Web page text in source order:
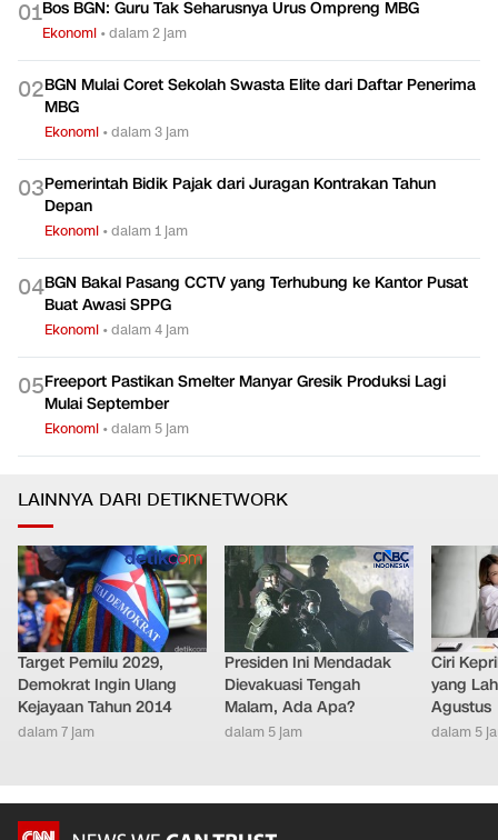
01Bos BGN: Guru Tak Seharusnya Urus Ompreng MBG
Ekonomi •dalam 2 jam
02BGN Mulai Coret Sekolah Swasta Elite dari Daftar Penerima
MBG
Ekonomi •dalam 3 jam
03Pemerintah Bidik Pajak dari Juragan Kontrakan Tahun
Depan
Ekonomi •dalam 1 jam
04BGN Bakal Pasang CCTV yang Terhubung ke Kantor Pusat
Buat Awasi SPPG
Ekonomi •dalam 4 jam
05Freeport Pastikan Smelter Manyar Gresik Produksi Lagi
Mulai September
Ekonomi •dalam 5 jam
LAINNYA DARI DETIKNETWORK
Target Pemilu 2029,
Demokrat Ingin Ulang
Kejayaan Tahun 2014
dalam 7 jam
Presiden Ini Mendadak
Dievakuasi Tengah
Malam, Ada Apa?
dalam 5 jam
Ciri
yang
Agustus
dalam 5